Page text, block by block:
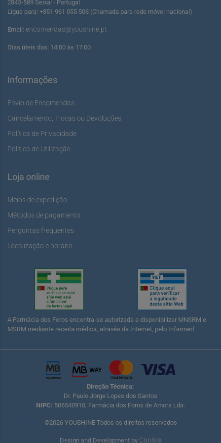
2845-589 Seixal - Portugal
Ligue para: +351 961 055 503 (Chamada para rede móvel nacional)
Email: encomendas@youshine.pt
Dias úteis das: 14:00 às 17:00
Informações
Envio de Encomendas
Cancelamento, Trocas ou Devoluções
Política de Privacidade
Política de Utilização
Loja online
Meios de expedição
Métodos de pagamento
Perguntas frequentes
Localização e horário
A Farmácia dos Foros encontra-se autorizada a disponibilizar MNSRM e
MSRM mediante receita médica, através da Internet, pelo Infarmed
Direção Técnica:
Dr. Paulo Jorge Lopes dos Santos
NIPC: 506540910, Farmácia dos Foros de Amora Lda.
©2026 YOUSHINE Todos os direitos reservados
Design and Development by Coolsis